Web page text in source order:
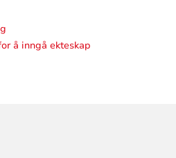
å inngå ekteskap